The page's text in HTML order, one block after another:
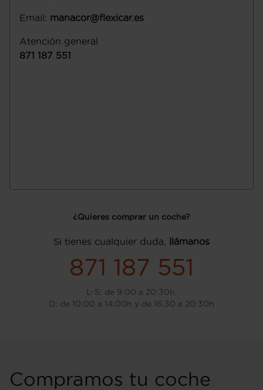
Email: manacor@flexicar.es
Atención general
871 187 551
¿Quieres comprar un coche?
Si tienes cualquier duda, llámanos
871 187 551
L-S: de 9:00 a 20:30h.
D: de 10:00 a 14:00h y de 16:30 a 20:30h
Compramos tu coche